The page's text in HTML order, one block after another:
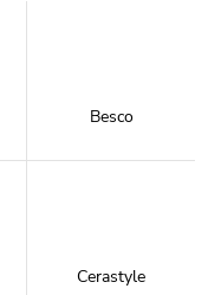
Besco
Cerastyle